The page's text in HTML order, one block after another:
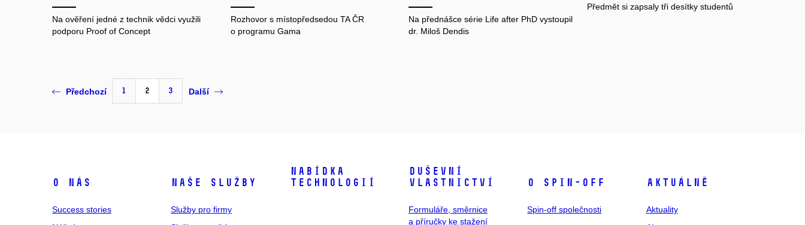
Na ověření jedné z technik vědci využili
podporu Proof of Concept
Rozhovor s místopředsedou TA ČR
o programu Gama
Na přednášce série Life after PhD vystoupil
dr. Miloš Dendis
Předmět si zapsaly tři desítky studentů
Předchozí 1 2 3 Další
O nás
Success stories
Naše služby
Služby pro firmy
Nabídka
technologií
Duševní
vlastnictví
Formuláře, směrnice
a příručky ke stažení
O spin-off
Spin-off společnosti
Aktuálně
Aktuality